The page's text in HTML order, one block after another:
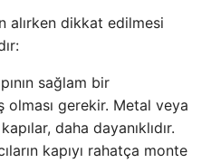
alırken dikkat edilmesi
sağlam bir
olması gerekir. Metal veya
daha dayanıklıdır.
kapıyı rahatça monte